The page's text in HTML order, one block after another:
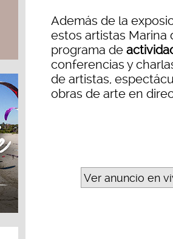
Además de la
estos artistas Marina
programa de
conferencias y
de artistas,
obras de arte en
Ver anuncio en